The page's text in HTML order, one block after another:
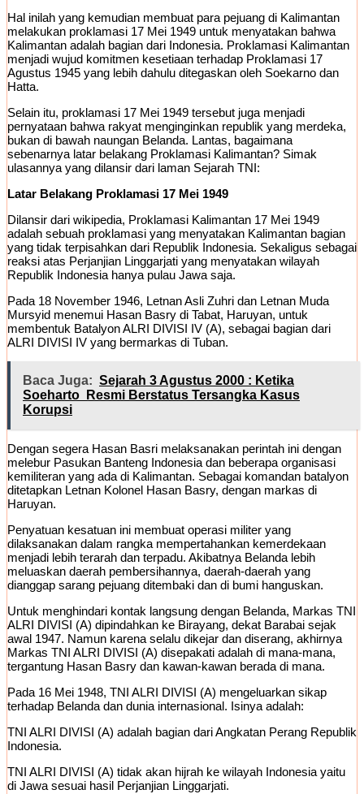
Hal inilah yang kemudian membuat para pejuang di Kalimantan
melakukan proklamasi 17 Mei 1949 untuk menyatakan bahwa
Kalimantan adalah bagian dari Indonesia. Proklamasi Kalimantan
menjadi wujud komitmen kesetiaan terhadap Proklamasi 17
Agustus 1945 yang lebih dahulu ditegaskan oleh Soekarno dan
Hatta.
Selain itu, proklamasi 17 Mei 1949 tersebut juga menjadi
pernyataan bahwa rakyat menginginkan republik yang merdeka,
bukan di bawah naungan Belanda. Lantas, bagaimana
sebenarnya latar belakang Proklamasi Kalimantan? Simak
ulasannya yang dilansir dari laman Sejarah TNI:
Latar Belakang Proklamasi 17 Mei 1949
Dilansir dari wikipedia, Proklamasi Kalimantan 17 Mei 1949
adalah sebuah proklamasi yang menyatakan Kalimantan bagian
yang tidak terpisahkan dari Republik Indonesia. Sekaligus sebagai
reaksi atas Perjanjian Linggarjati yang menyatakan wilayah
Republik Indonesia hanya pulau Jawa saja.
Pada 18 November 1946, Letnan Asli Zuhri dan Letnan Muda
Mursyid menemui Hasan Basry di Tabat, Haruyan, untuk
membentuk Batalyon ALRI DIVISI IV (A), sebagai bagian dari
ALRI DIVISI IV yang bermarkas di Tuban.
Baca Juga: Sejarah 3 Agustus 2000 : Ketika
Soeharto Resmi Berstatus Tersangka Kasus
Korupsi
Dengan segera Hasan Basri melaksanakan perintah ini dengan
melebur Pasukan Banteng Indonesia dan beberapa organisasi
kemiliteran yang ada di Kalimantan. Sebagai komandan batalyon
ditetapkan Letnan Kolonel Hasan Basry, dengan markas di
Haruyan.
Penyatuan kesatuan ini membuat operasi militer yang
dilaksanakan dalam rangka mempertahankan kemerdekaan
menjadi lebih terarah dan terpadu. Akibatnya Belanda lebih
meluaskan daerah pembersihannya, daerah-daerah yang
dianggap sarang pejuang ditembaki dan di bumi hanguskan.
Untuk menghindari kontak langsung dengan Belanda, Markas TNI
ALRI DIVISI (A) dipindahkan ke Birayang, dekat Barabai sejak
awal 1947. Namun karena selalu dikejar dan diserang, akhirnya
Markas TNI ALRI DIVISI (A) disepakati adalah di mana-mana,
tergantung Hasan Basry dan kawan-kawan berada di mana.
Pada 16 Mei 1948, TNI ALRI DIVISI (A) mengeluarkan sikap
terhadap Belanda dan dunia internasional. Isinya adalah:
TNI ALRI DIVISI (A) adalah bagian dari Angkatan Perang Republik
Indonesia.
TNI ALRI DIVISI (A) tidak akan hijrah ke wilayah Indonesia yaitu
di Jawa sesuai hasil Perjanjian Linggarjati.